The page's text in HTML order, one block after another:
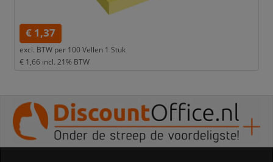
€ 1,37
excl. BTW per 100 Vellen 1 Stuk
€ 1,66 incl. 21% BTW